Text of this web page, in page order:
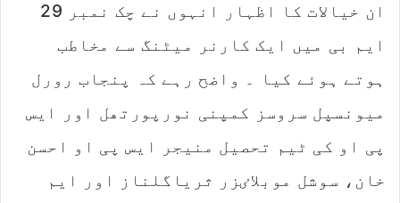
ان خیالات کا اظہار انہوں نے چک نمبر 29
ایم بی میں ایک کارنر میٹنگ سے مخاطب
ہوتے ہوئے کیا ۔ واضح رہے کہ پنجاب رورل
میونسپل سروسز کمپنی نورپورتھل اور ایس
پی او کی ٹیم تحصیل منیجر ایس پی او احسن
خان، سوشل موبلاٸزر ثریاگلناز اور ایم